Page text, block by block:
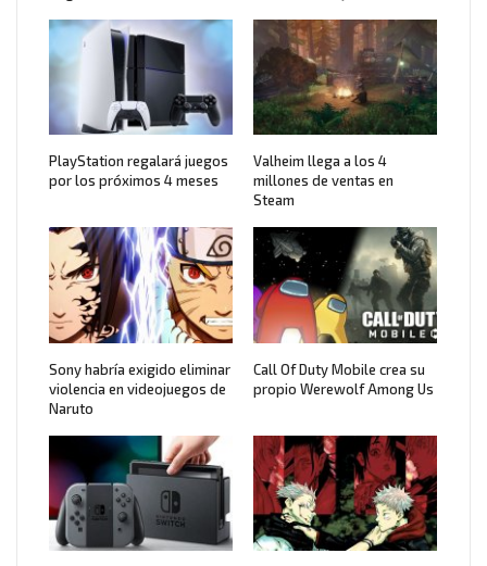
PlayStation regalará juegos
por los próximos 4 meses
Valheim llega a los 4
millones de ventas en
Steam
Sony habría exigido eliminar
violencia en videojuegos de
Naruto
Call Of Duty Mobile crea su
propio Werewolf Among Us